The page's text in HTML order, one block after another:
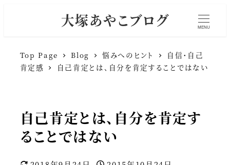
大塚あやこブログ MENU
Top Page Blog 悩みへのヒント
自信・自己
肯定感
自己肯定とは、自分を肯定することではない
自己肯定とは、自分を肯定す
ることではない